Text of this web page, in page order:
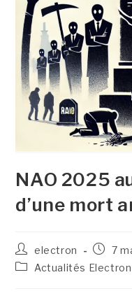
NAO 2025
d’une mort
electron
7
Actualités Electron